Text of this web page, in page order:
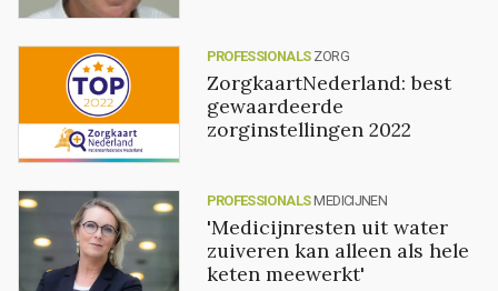
PROFESSIONALS ZORG
ZorgkaartNederland: best
gewaardeerde
zorginstellingen 2022
PROFESSIONALS MEDICIJNEN
'Medicijnresten uit water
zuiveren kan alleen als hele
keten meewerkt'